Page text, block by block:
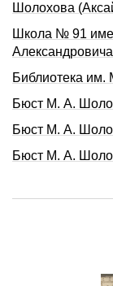
Шолохова
Школа № 91
Библиотека
Бюст М. А.
Бюст М. А.
Бюст М. А.